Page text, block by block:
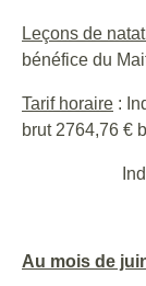
Leçons de
bénéfice du
Tarif horaire :
brut 2764,76 €
Indemnités
Au mois de